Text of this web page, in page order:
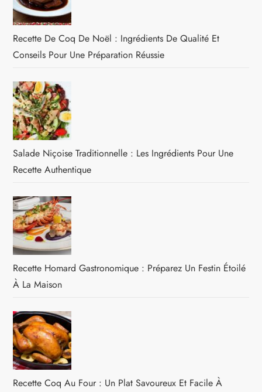
Recette De Coq De Noël : Ingrédients De Qualité Et
Conseils Pour Une Préparation Réussie
Salade Niçoise Traditionnelle : Les Ingrédients Pour Une
Recette Authentique
Recette Homard Gastronomique : Préparez Un Festin Étoilé
À La Maison
Recette Coq Au Four : Un Plat Savoureux Et Facile À